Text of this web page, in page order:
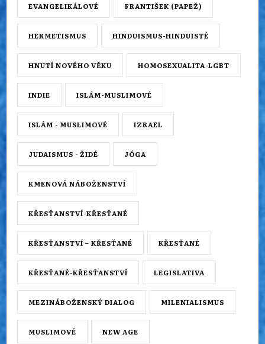
EVANGELIKÁLOVÉ FRANTIŠEK (PAPEŽ)
HERMETISMUS HINDUISMUS-HINDUISTÉ
HNUTÍ NOVÉHO VĚKU HOMOSEXUALITA-LGBT
INDIE ISLÁM-MUSLIMOVÉ
ISLÁM - MUSLIMOVÉ IZRAEL
JUDAISMUS - ŽIDÉ JÓGA
KMENOVÁ NÁBOŽENSTVÍ
KŘESŤANSTVÍ-KŘESŤANÉ
KŘESŤANSTVÍ – KŘESŤANÉ KŘESŤANÉ
KŘESŤANÉ-KŘESŤANSTVÍ LEGISLATIVA
MEZINÁBOŽENSKÝ DIALOG MILENIALISMUS
MUSLIMOVÉ NEW AGE